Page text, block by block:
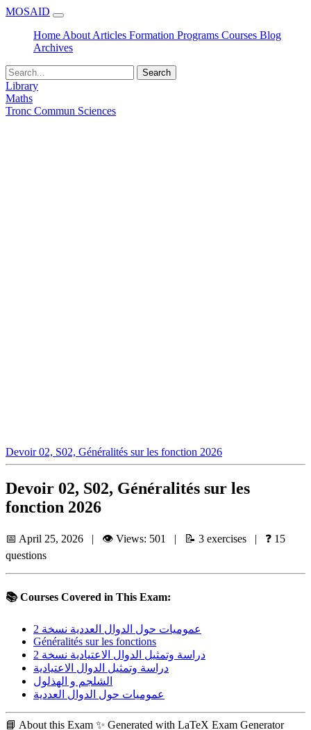
MOSAID
Home About Articles Formation Programs Courses Blog
Archives
Search
Library
Maths
Tronc Commun Sciences
Devoir 02, S02, Généralités sur les fonction 2026
Devoir 02, S02, Généralités sur les
fonction 2026
📅 April 25, 2026 | 👁️ Views: 501 | 📝 3 exercises | ❓ 15
questions
📚 Courses Covered in This Exam:
عموميات حول الدوال العددية نسخة 2
Généralités sur les fonctions
دراسة وتمثيل الدوال الاعتيادية نسخة 2
دراسة وتمثيل الدوال الاعتيادية
الشلجم و الهذلول
عموميات حول الدوال العددية
📘 About this Exam ✨ Generated with LaTeX Exam Generator